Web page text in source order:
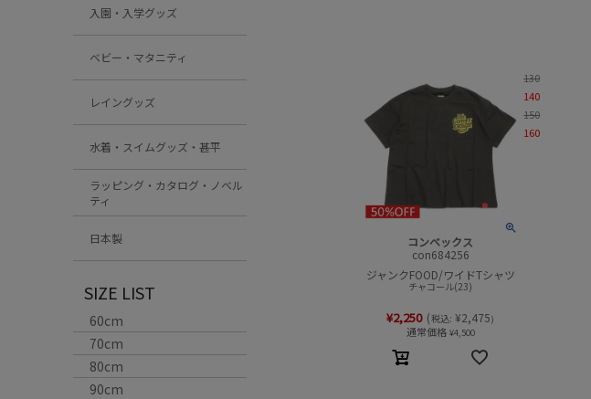
入園・入学グッズ
ベビー・マタニティ
レイングッズ
水着・スイムグッズ・甚平
ラッピング・カタログ・ノベル
ティ
日本製
SIZE LIST
60cm
70cm
80cm
90cm
コンベックス
con684256
ジャンクFOOD/ワイドTシャツ
チャコール(23)
¥2,250 (税込: ¥2,475)
通常価格 ¥4,500
130
140
150
160